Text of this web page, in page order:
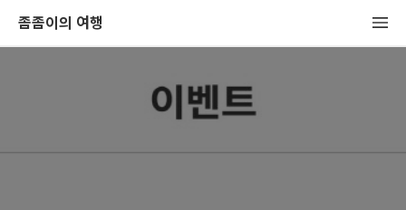
좀좀이의 여행